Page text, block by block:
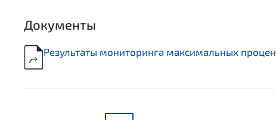
Документы
Результаты мониторинга максимальных